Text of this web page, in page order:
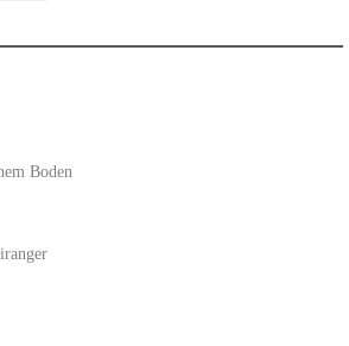
Boden